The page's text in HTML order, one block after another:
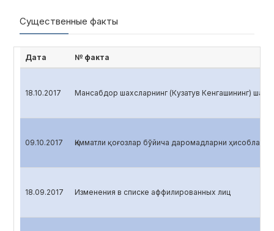
Существенные факты
Дата № факта
18.10.2017 Мансабдор шахсларнинг (Кузатув Кенгашининг)
09.10.2017 Қимматли қоғозлар бўйича даромадларни ҳисоблаш
18.09.2017 Изменения в списке аффилированных лиц